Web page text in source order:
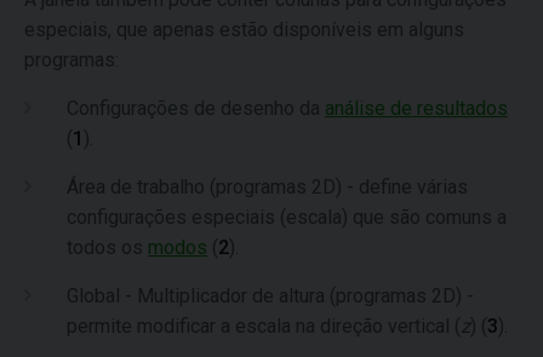
especiais, que apenas estão disponíveis em alguns
programas:
Configurações de desenho da análise de resultados
( 1 ).
Área de trabalho (programas 2D) - define várias
configurações especiais (escala) que são comuns a
todos os modos ( 2).
Global - Multiplicador de altura (programas 2D) -
permite modificar a escala na direção vertical ( z) ( 3).